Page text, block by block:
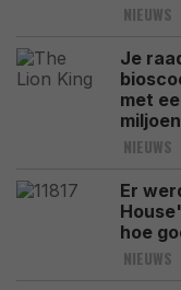
NIEUWS
Je
met
miljoen
NIEUWS
Er
hoe
NIEUWS